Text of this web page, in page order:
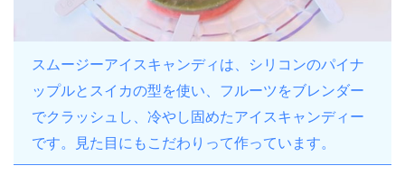
スムージーアイスキャンディは、シリコンのパイナ
ップルとスイカの型を使い、フルーツをブレンダー
でクラッシュし、冷やし固めたアイスキャンディー
です。見た目にもこだわりって作っています。